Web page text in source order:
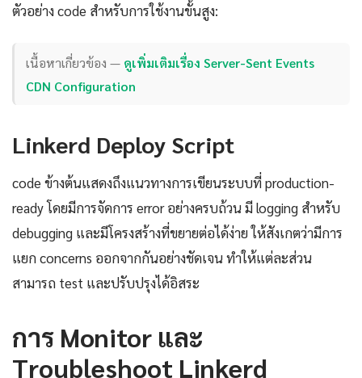
ตัวอย่าง code สำหรับการใช้งานขั้นสูง:
เนื้อหาเกี่ยวข้อง — ดูเพิ่มเติมเรื่อง Server-Sent Events
CDN Configuration
Linkerd Deploy Script
code ข้างต้นแสดงถึงแนวทางการเขียนระบบที่ production-
ready โดยมีการจัดการ error อย่างครบถ้วน มี logging สำหรับ
debugging และมีโครงสร้างที่ขยายต่อได้ง่าย ให้สังเกตว่ามีการ
แยก concerns ออกจากกันอย่างชัดเจน ทำให้แต่ละส่วน
สามารถ test และปรับปรุงได้อิสระ
การ Monitor และ
Troubleshoot Linkerd